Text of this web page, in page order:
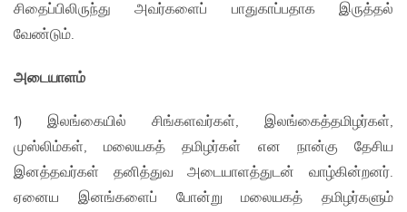
சிதைப்பிலிருந்து அவர்களைப் பாதுகாப்பதாக இருத்தல்
வேண்டும்.
அடையாளம்
1) இலங்கையில் சிங்களவர்கள், இலங்கைத்தமிழர்கள்,
முஸ்லிம்கள், மலையகத் தமிழர்கள் என நான்கு தேசிய
இனத்தவர்கள் தனித்துவ அடையாளத்துடன் வாழ்கின்றனர்.
ஏனைய இனங்களைப் போன்று மலையகத் தமிழர்களும்